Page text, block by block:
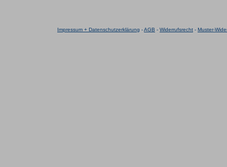
Impressum + Datenschutzerklärung -AGB - Widerrufsrecht - Muster-